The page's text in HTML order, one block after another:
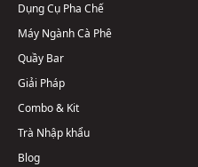
Dụng Cụ Pha Chế
Máy Ngành Cà Phê
Quầy Bar
Giải Pháp
Combo & Kit
Trà Nhập khẩu
Blog